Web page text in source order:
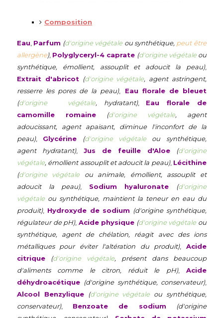
Composition
Eau Parfum (d'origine végétaleou synthétique, peut être
allergène), Polyglyceryl-4 caprate (d'origine végétaleou
synthétique, émollient, assouplit et adoucit la peau),
Extrait d'abricot (d'origine végétale, agent astringent,
resserre les pores de la peau),
Eau florale de bleuet
(d'origine végétale, hydratant), Eau florale de
camomille romaine (d'origine végétale, agent
adoucissant, agent apaisant, diminue l'inconfort de la
peau), Glycérine (d'origine végétaleou synthétique,
agent hydratant), Jus de feuille d'Aloe(d'origine
végétale, émollient assouplit et adoucit la peau), Lécithine
(d'origine végétaleou animale, émollient, assouplit et
adoucit la peau), Sodium hyaluronate (d'origine
végétaleou synthétique, maintient la teneur en eau du
produit), Hydroxyde de sodium (d'origine synthétique,
régulateur de pH), Acide physique (d'origine végétaleou
synthétique, agent de chélation, réagit avec des ions
métalliques pour éviter l'altération du produit), Acide
citrique
(d'origine végétale, présent dans beaucoup
d'aliments comme le citron, réduit le pH), Acide
déhydroacétique (d'origine synthétique, conservateur),
Alcool Benzylique (d'origine végétaleou synthétique,
conservateur), Benzoate de sodium
(d'origine